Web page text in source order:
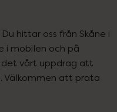
hittar oss från Skåne i
i mobilen och på
det vårt uppdrag att
Välkommen att prata